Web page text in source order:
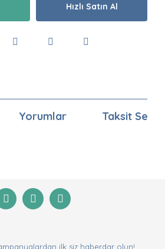
Hızlı Satın Al
Yorumlar Taksit
Yorum Yaz
için teşekkür ederiz.
eksik bilgiler bulunuyor.
ilk siz haberdar olun!